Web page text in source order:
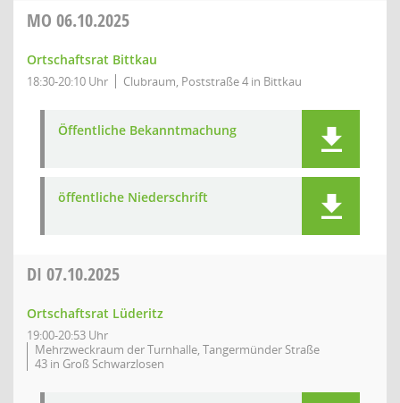
MO 06.10.2025
Ortschaftsrat Bittkau
18:30-20:10 Uhr Clubraum, Poststraße 4 in Bittkau
Öffentliche Bekanntmachung
öffentliche Niederschrift
DI 07.10.2025
Ortschaftsrat Lüderitz
19:00-20:53 Uhr
Mehrzweckraum der Turnhalle, Tangermünder Straße
43 in Groß Schwarzlosen